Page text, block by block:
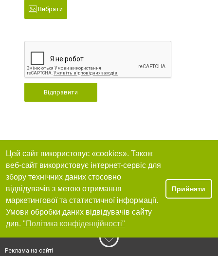
Вибрати
Відправити
Цей сайт використовує «cookies». Також
веб-сайт використовує інтернет-сервіс для
збору технічних даних стосовно
відвідувачів з метою отримання
маркетингової та статистичної інформації.
Умови обробки даних відвідувачів сайту
див. "Політика конфіденційності"
Прийняти
Реклама на сайті